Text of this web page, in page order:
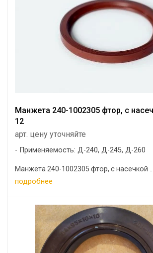
Манжета 240-1002305 фтор, с
12
арт. цену уточняйте
Применяемость: Д-240, Д-245, Д-260
Манжета 240-1002305 фтор, с насечкой ...
подробнее